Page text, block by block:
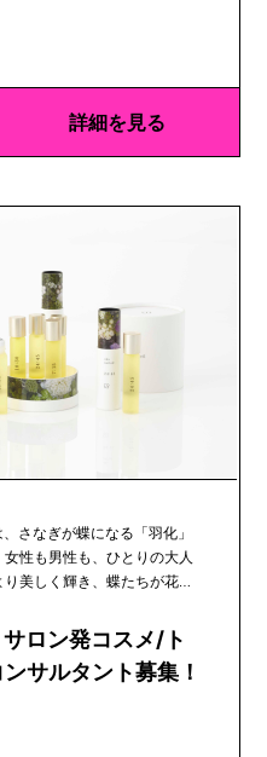
詳細を見る
さなぎが蝶になる「羽化」
女性も男性も、ひとりの大人
り美しく輝き、蝶たちが花か
サロン発コスメ/ト
サルタント募集！